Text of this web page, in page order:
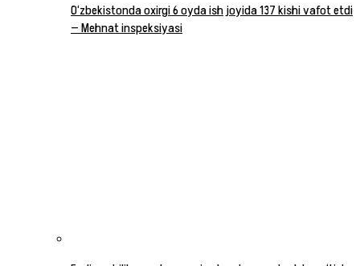
O‘zbekistonda oxirgi 6 oyda ish joyida 137 kishi vafot etdi
— Mehnat inspeksiyasi